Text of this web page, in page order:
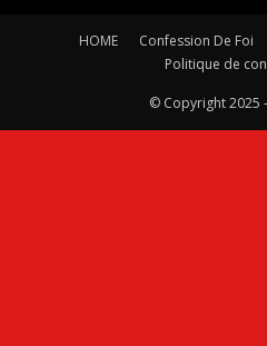
HOME Confession De Foi
Politique de
© Copyright 2025